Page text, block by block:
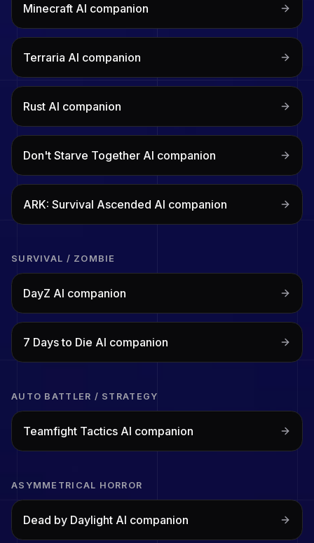
Minecraft AI companion
Terraria AI companion
Rust AI companion
Don't Starve Together AI companion
ARK: Survival Ascended AI companion
SURVIVAL / ZOMBIE
DayZ AI companion
7 Days to Die AI companion
AUTO BATTLER / STRATEGY
Teamfight Tactics AI companion
ASYMMETRICAL HORROR
Dead by Daylight AI companion